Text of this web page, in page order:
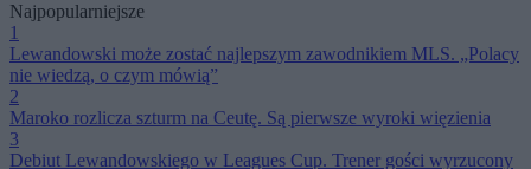
Najpopularniejsze
1
Lewandowski może zostać najlepszym zawodnikiem MLS. „Polacy
nie wiedzą, o czym mówią”
2
Maroko rozlicza szturm na Ceutę. Są pierwsze wyroki więzienia
3
Debiut Lewandowskiego w Leagues Cup. Trener gości wyrzucony